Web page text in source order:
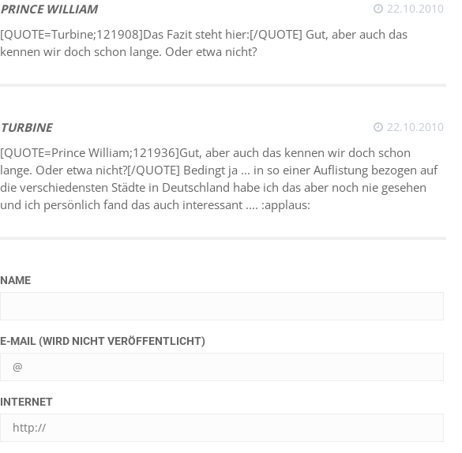
PRINCE WILLIAM 22.10.2010
[QUOTE=Turbine;121908]Das Fazit steht hier:[/QUOTE] Gut, aber auch das
kennen wir doch schon lange. Oder etwa nicht?
TURBINE 22.10.2010
[QUOTE=Prince William;121936]Gut, aber auch das kennen wir doch schon
lange. Oder etwa nicht?[/QUOTE] Bedingt ja ... in so einer Auflistung bezogen auf
die verschiedensten Städte in Deutschland habe ich das aber noch nie gesehen
und ich persönlich fand das auch interessant .... :applaus:
NAME
E-MAIL (WIRD NICHT VERÖFFENTLICHT)
INTERNET